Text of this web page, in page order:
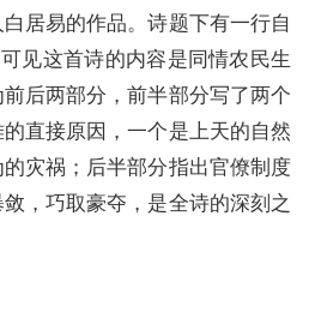
白居易的作品。诗题下有一行自
见这首诗的内容是同情农民生
后两部分，前半部分写了两个
直接原因，一个是上天的自然
灾祸；后半部分指出官僚制度
，巧取豪夺，是全诗的深刻之